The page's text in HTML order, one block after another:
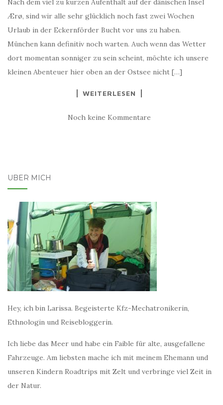
Ærø, sind wir alle sehr glücklich noch fast zwei Wochen
Urlaub in der Eckernförder Bucht vor uns zu haben.
München kann definitiv noch warten. Auch wenn das Wetter
dort momentan sonniger zu sein scheint, möchte ich unsere
kleinen Abenteuer hier oben an der Ostsee nicht […]
WEITERLESEN
Noch keine Kommentare
ÜBER MICH
Hey, ich bin Larissa. Begeisterte Kfz-Mechatronikerin,
Ethnologin und Reisebloggerin.
Ich liebe das Meer und habe ein Faible für alte, ausgefallene
Fahrzeuge. Am liebsten mache ich mit meinem Ehemann und
unseren Kindern Roadtrips mit Zelt und verbringe viel Zeit in
der Natur.